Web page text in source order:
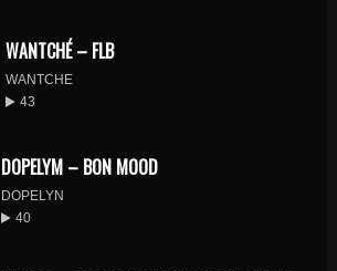
WANTCHÉ – FLB
WANTCHE
43
DOPELYM – BON MOOD
DOPELYN
40